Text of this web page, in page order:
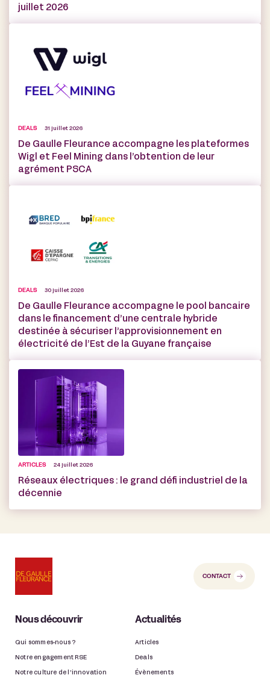
juillet 2026
DEALS 31 juillet 2026
De Gaulle Fleurance accompagne les plateformes
Wigl et Feel Mining dans l’obtention de leur
agrément PSCA
DEALS 30 juillet 2026
De Gaulle Fleurance accompagne le pool bancaire
dans le financement d’une centrale hybride
destinée à sécuriser l’approvisionnement en
électricité de l’Est de la Guyane française
ARTICLES 24 juillet 2026
Réseaux électriques : le grand défi industriel de la
décennie
CONTACT
Nous découvrir
Qui sommes-nous ?
Notre engagement RSE
Notre culture de l’innovation
Actualités
Articles
Deals
Évènements